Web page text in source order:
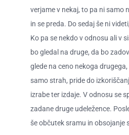
verjame v nekaj, to pa ni samo
in se preda. Do sedaj še ni
Ko pa se nekdo v odnosu ali v
bo gledal na druge, da bo
glede na ceno nekoga drugega,
samo strah, pride do
izrabe ter izdaje. V odnosu se
zadane druge udeležence.
še občutek sramu in obsojanje